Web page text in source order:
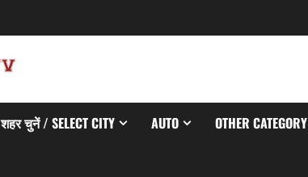
शहर चुनें / SELECT CITY AUTO OTHER CATEGORY